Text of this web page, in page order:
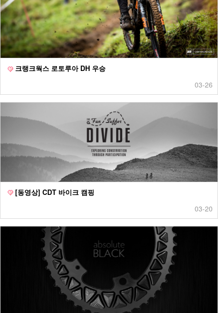
크랭크웍스 로토루아 DH 우승
03-26
[동영상] CDT 바이크 캠핑
03-20